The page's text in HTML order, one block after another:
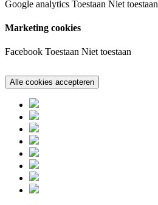
Google analytics Toestaan Niet toestaan
Marketing cookies
Facebook Toestaan Niet toestaan